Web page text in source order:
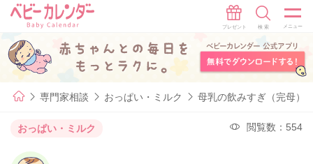
専門家相談 おっぱい・ミルク 母乳の飲みすぎ（完母）
おっぱい・ミルク 閲覧数：554